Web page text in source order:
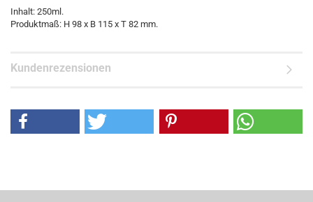
Inhalt: 250ml.
Produktmaß: H 98 x B 115 x T 82 mm.
Kundenrezensionen